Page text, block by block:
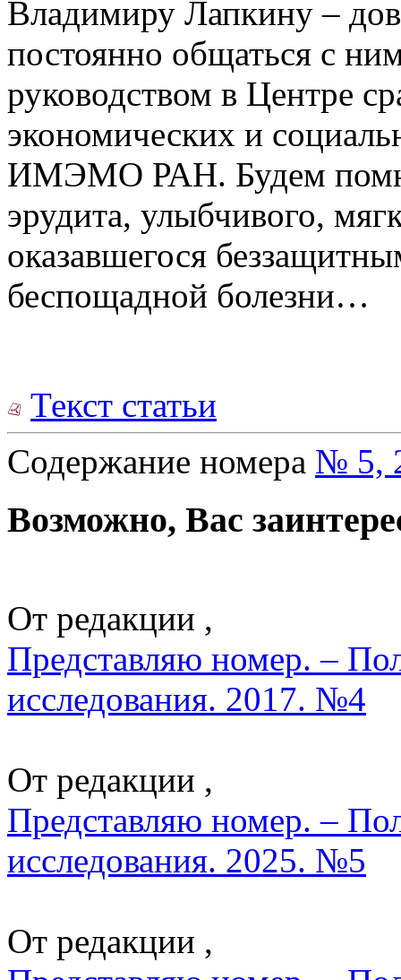
Владимиру Лапкину –
постоянно общаться с
руководством в Центре
экономических и
ИМЭМО РАН. Будем
эрудита, улыбчивого,
оказавшегося
беспощадной болезни…
Текст статьи
Содержание номера № 5,
Возможно, Вас
От редакции ,
Представляю номер. –
исследования. 2017. №4
От редакции ,
Представляю номер. –
исследования. 2025. №5
От редакции ,